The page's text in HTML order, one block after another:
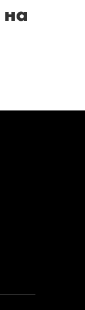
на